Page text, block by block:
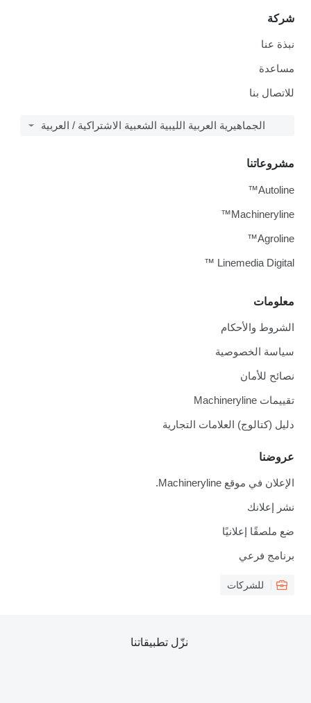
شركة
نبذة عنا
مساعدة
للاتصال بنا
الجماهيرية العربية الليبية الشعبية الاشتراكية / العربية
معلومات
الشروط والأحكام
سياسة الخصوصية
نصائح للأمان
تقييمات Machineryline
دليل (كتالوج) العلامات التجارية
عروضنا
الإعلان في موقع Machineryline.
نشر إعلانك
ضع ملصقًا إعلانيًا
برنامج فرعي
للشركات
مشروعاتنا
Autoline™
Machineryline™
Agroline™
Linemedia Digital ™
نزّل تطبيقاتنا